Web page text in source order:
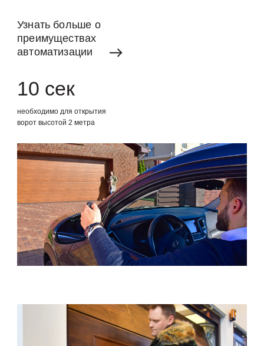
Узнать больше о
преимуществах
автоматизации
10 сек
необходимо для открытия
ворот высотой 2 метра